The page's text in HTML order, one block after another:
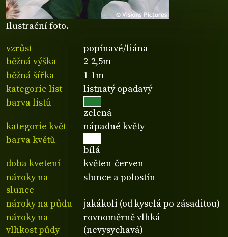
Ilustrační foto.
vzrůst
popínavé/liána
běžná výška
2-2,5m
běžná šířka
1-1m
kategorie list
listnatý opadavý
barva listů
zelená
kategorie květ
nápadné květy
barva květů
bílá
doba kvetení
květen-červen
nároky na
slunce
slunce a polostín
nároky na půdu
jakákoli (od kyselá po zásaditou)
nároky na
vlhkost půdy
rovnoměrně vlhká
(nevysychavá)